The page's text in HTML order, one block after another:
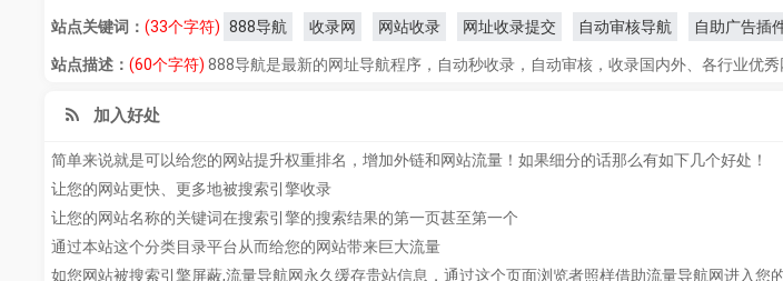
站点关键词： (33个字符) 888导航 收录网 网站收录 网址收录提交 自动审核导航 自助广告插
站点描述： (60个字符) 888导航是最新的网址导航程序，自动秒收录，自动审核，收录国内外、各行业优
加入好处
简单来说就是可以给您的网站提升权重排名，增加外链和网站流量！如果细分的话那么有如下几个好处！
让您的网站更快、更多地被搜索引擎收录
让您的网站名称的关键词在搜索引擎的搜索结果的第一页甚至第一个
通过本站这个分类目录平台从而给您的网站带来巨大流量
如您网站被搜索引擎屏蔽,流量导航网永久缓存贵站信息，通过这个页面浏览者照样借助流量导航网进入您